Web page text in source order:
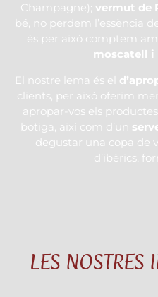
Champagne); vermut de
bé, no perdem l’essència
és per aixó comptem
moscatell i
El nostre lema és el
clients, per això oferim
apropar-vos els
botiga, així com d’un
degustar una copa de
d’ibèrics,
LES NOSTRES